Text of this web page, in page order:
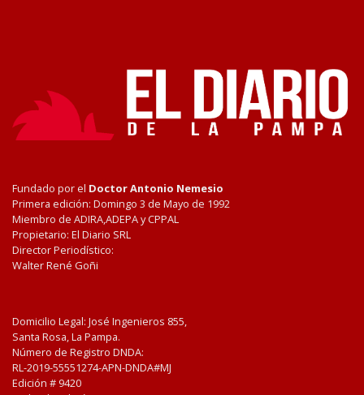
Fundado por el Doctor Antonio Nemesio
Primera edición: Domingo 3 de Mayo de 1992
Miembro de ADIRA,ADEPA y CPPAL
Propietario: El Diario SRL
Director Periodístico:
Walter René Goñi
Domicilio Legal: José Ingenieros 855,
Santa Rosa, La Pampa.
Número de Registro DNDA:
RL-2019-55551274-APN-DNDA#MJ
Edición # 9420